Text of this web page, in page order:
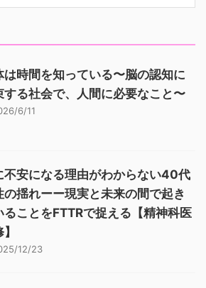
は時間を知っている〜脳の認知に
する社会で、人間に必要なこと〜
6/11
不安になる理由がわからない40代
の揺れーー現実と未来の間で起き
ることをFTTRで捉える【精神科医
12/23